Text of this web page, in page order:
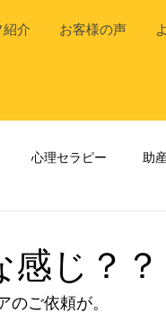
紹介 お客様の声
心理セラピー 助
じ？？
ご依頼が。